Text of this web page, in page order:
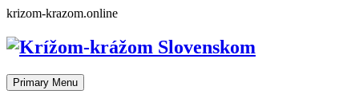
Skip
content
krizom-krazom.online
Primary Menu